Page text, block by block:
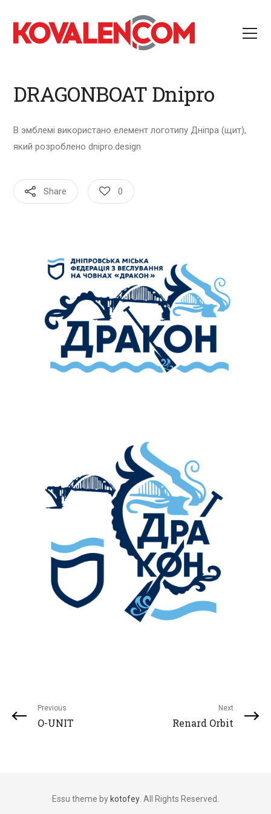
DRAGONBOAT Dnipro
В эмблемі використано елемент логотипу Дніпра (щит),
який розроблено dnipro.design
Share 0
Previous
O-UNIT
Next
Renard Orbit
Essu theme bykotofey . All Rights Reserved.